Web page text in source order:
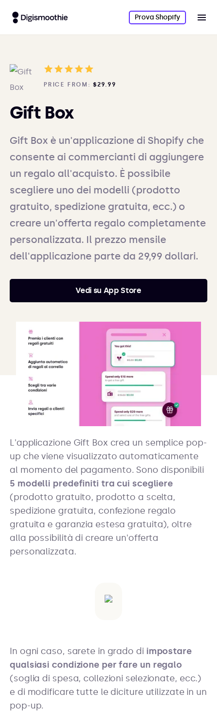
Prova Shopify
PRICE FROM: $29.99
Gift Box
Gift Box è un'applicazione di Shopify che
consente ai commercianti di aggiungere
un regalo all'acquisto. È possibile
scegliere uno dei modelli (prodotto
gratuito, spedizione gratuita, ecc.) o
creare un'offerta regalo completamente
personalizzata. Il prezzo mensile
dell'applicazione parte da 29,99 dollari.
Vedi su App Store
L'applicazione Gift Box crea un semplice pop-
up che viene visualizzato automaticamente
al momento del pagamento. Sono disponibili
5 modelli predefiniti tra cui scegliere
(prodotto gratuito, prodotto a scelta,
spedizione gratuita, confezione regalo
gratuita e garanzia estesa gratuita), oltre
alla possibilità di creare un'offerta
personalizzata.
In ogni caso, sarete in grado di impostare
qualsiasi condizione per fare un regalo
(soglia di spesa, collezioni selezionate, ecc.)
e di modificare tutte le diciture utilizzate in un
pop-up.